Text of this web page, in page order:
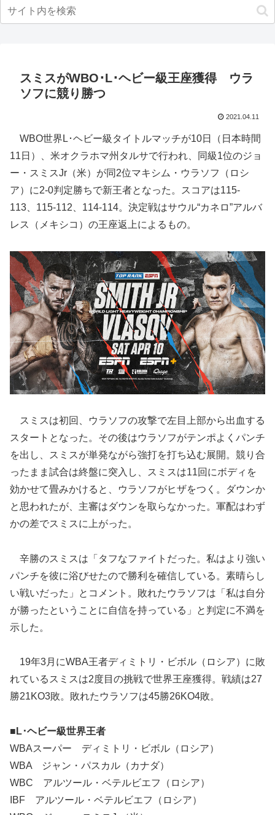
スミスがWBO･L･ヘビー級王座獲得 ウラ
ソフに競り勝つ
2021.04.11
WBO世界L･ヘビー級タイトルマッチが10日（日本時間
11日）、米オクラホマ州タルサで行われ、同級1位のジョ
ー・スミスJr（米）が同2位マキシム・ウラソフ（ロシ
ア）に2-0判定勝ちで新王者となった。スコアは115-
113、115-112、114-114。決定戦はサウル“カネロ”アルバ
レス（メキシコ）の王座返上によるもの。
スミスは初回、ウラソフの攻撃で左目上部から出血する
スタートとなった。その後はウラソフがテンポよくパンチ
を出し、スミスが単発ながら強打を打ち込む展開。競り合
ったまま試合は終盤に突入し、スミスは11回にボディを
効かせて畳みかけると、ウラソフがヒザをつく。ダウンか
と思われたが、主審はダウンを取らなかった。軍配はわず
かの差でスミスに上がった。
辛勝のスミスは「タフなファイトだった。私はより強い
パンチを彼に浴びせたので勝利を確信している。素晴らし
い戦いだった」とコメント。敗れたウラソフは「私は自分
が勝ったということに自信を持っている」と判定に不満を
示した。
19年3月にWBA王者ディミトリ・ビボル（ロシア）に敗
れているスミスは2度目の挑戦で世界王座獲得。戦績は27
勝21KO3敗。敗れたウラソフは45勝26KO4敗。
■L･ヘビー級世界王者
WBAスーパー ディミトリ・ビボル（ロシア）
WBA ジャン・パスカル（カナダ）
WBC アルツール・ベテルビエフ（ロシア）
IBF アルツール・ベテルビエフ（ロシア）